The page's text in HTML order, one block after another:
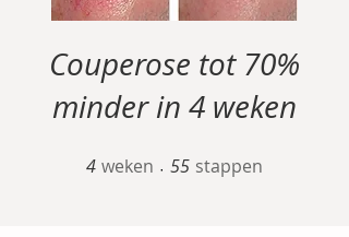
Couperose tot 70%
minder in 4 weken
4 weken 4 weken
55 stappen